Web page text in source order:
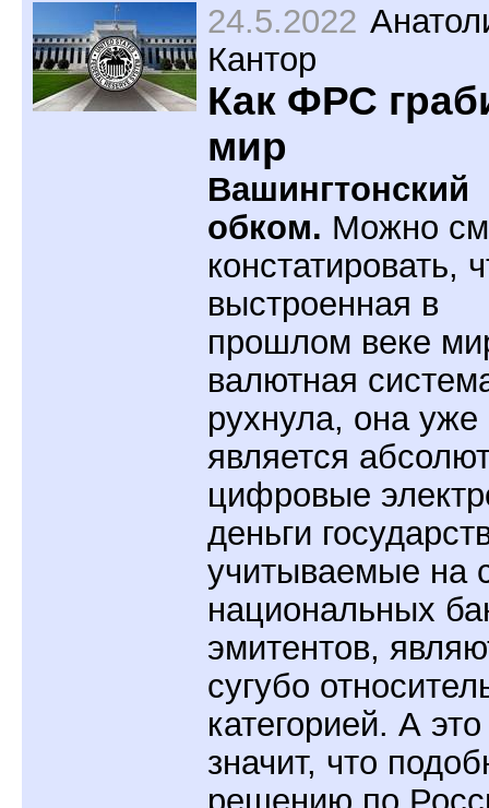
24.5.2022
Кантор
Как ФРС
мир
Вашингтонский
обком. Можно
констатировать,
выстроенная в
прошлом веке
валютная
рухнула, она уже
является
цифровые
деньги
учитываемые на
национальных
эмитентов,
сугубо
категорией. А это
значит, что
решению по